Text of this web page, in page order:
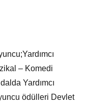
– Komedi
Yardımcı
ödülleri Devlet